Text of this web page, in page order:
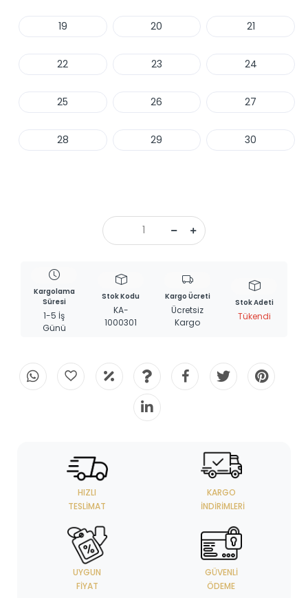
19 20 21
22 23 24
25 26 27
28 29 30
Kargolama
Süresi
1-5 İş
Günü
Stok Kodu
KA-
1000301
Kargo Ücreti
Ücretsiz
Kargo
Stok Adeti
Tükendi
HIZLI
TESLIMAT
KARGO
İNDIRIMLERI
UYGUN
FIYAT
GÜVENLI
ÖDEME